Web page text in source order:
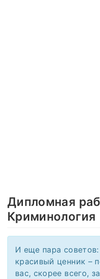
Дипломная
Криминология
И еще пара советов:
красивый ценник –
вас, скорее всего,